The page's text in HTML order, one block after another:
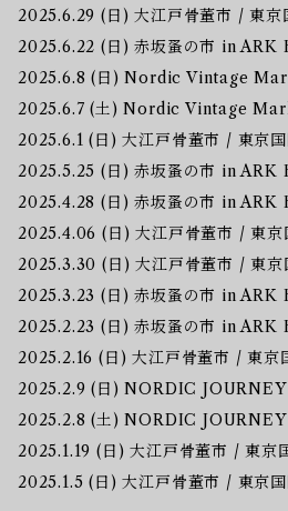
2025.6.29 (日) 大江戸骨董市 / 東京
2025.6.22 (日) 赤坂蚤の市 in ARK
2025.6.8 (日) Nordic Vintage
2025.6.7 (土) Nordic Vintage
2025.6.1 (日) 大江戸骨董市 / 東京国
2025.5.25 (日) 赤坂蚤の市 in ARK
2025.4.28 (日) 赤坂蚤の市 in ARK
2025.4.06 (日) 大江戸骨董市 / 東京
2025.3.30 (日) 大江戸骨董市 / 東京
2025.3.23 (日) 赤坂蚤の市 in ARK
2025.2.23 (日) 赤坂蚤の市 in ARK
2025.2.16 (日) 大江戸骨董市 / 東京
2025.2.9 (日) NORDIC
2025.2.8 (土) NORDIC
2025.1.19 (日) 大江戸骨董市 / 東京
2025.1.5 (日) 大江戸骨董市 / 東京国